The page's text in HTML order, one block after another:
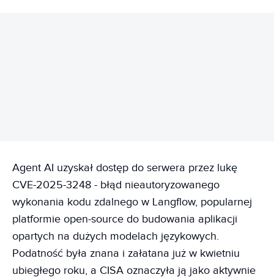
Agent AI uzyskał dostęp do serwera przez lukę
CVE-2025-3248 - błąd nieautoryzowanego
wykonania kodu zdalnego w Langflow, popularnej
platformie open-source do budowania aplikacji
opartych na dużych modelach językowych.
Podatność była znana i załatana już w kwietniu
ubiegłego roku, a CISA oznaczyła ją jako aktywnie